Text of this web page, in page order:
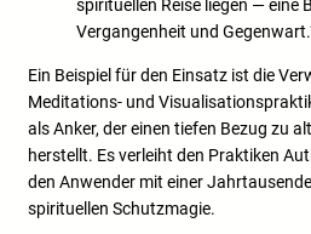
spirituellen Reise liegen — eine
Vergangenheit und
Ein Beispiel für den Einsatz ist die
Meditations- und
als Anker, der einen tiefen Bezug zu
herstellt. Es verleiht den Praktiken
den Anwender mit einer
spirituellen Schutzmagie.